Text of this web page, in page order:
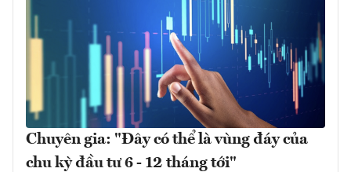
Chuyên gia: "Đây có thể là vùng đáy của
chu kỳ đầu tư 6 - 12 tháng tới"